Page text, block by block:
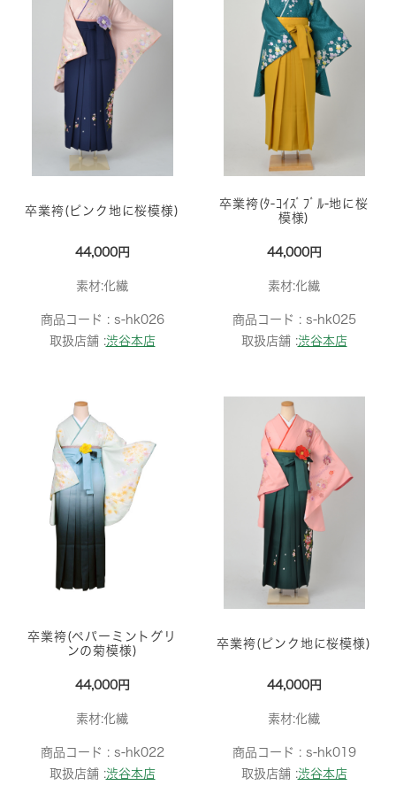
卒業袴(ピンク地に桜模様)
44,000円
素材:化繊
商品コード : s-hk026
取扱店舗 :渋谷本店
卒業袴(ﾀ-ｺｲｽﾞﾌﾞﾙ-地に桜
模様)
44,000円
素材:化繊
商品コード : s-hk025
取扱店舗 :渋谷本店
卒業袴(ペパーミントグリ
ンの菊模様)
44,000円
素材:化繊
商品コード : s-hk022
取扱店舗 :渋谷本店
卒業袴(ピンク地に桜模様)
44,000円
素材:化繊
商品コード : s-hk019
取扱店舗 :渋谷本店